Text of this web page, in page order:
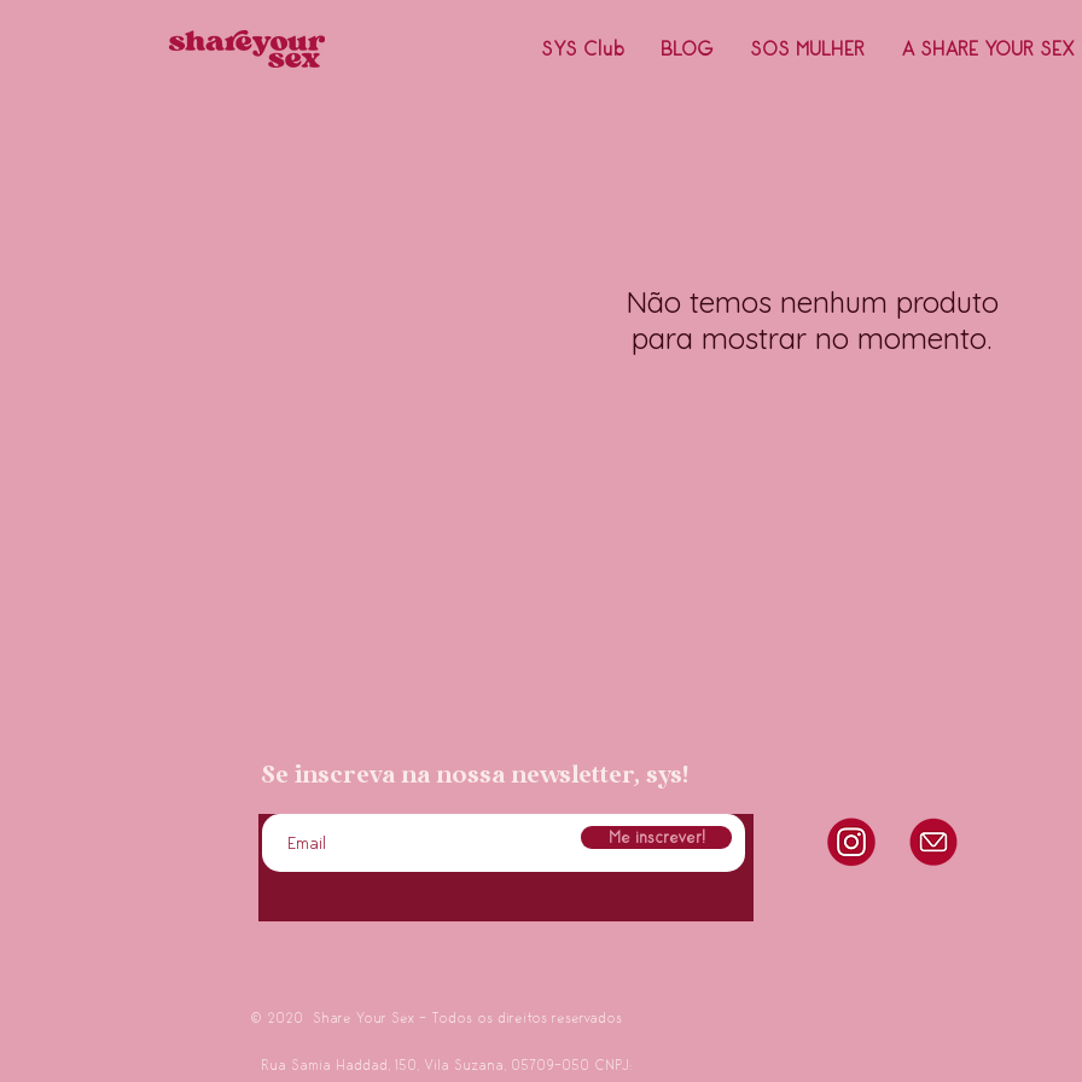
SYS Club BLOG SOS MULHER A SHARE YOUR SEX
Não temos nenhum produto
para mostrar no momento.
Se inscreva na nossa newsletter, sys!
Me inscrever!
© 2020 Share Your Sex - Todos os direitos reservados
Rua Samia Haddad, 150, Vila Suzana, 05709-050 CNPJ: